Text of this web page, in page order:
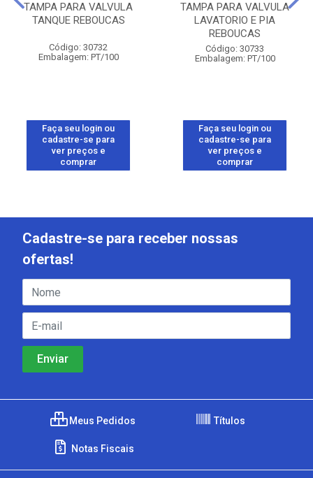
TAMPA PARA VALVULA
TANQUE REBOUCAS
Código: 30732
Embalagem: PT/100
Faça seu login ou
cadastre-se para
ver preços e
comprar
TAMPA PARA VALVULA
LAVATORIO E PIA
REBOUCAS
Código: 30733
Embalagem: PT/100
Faça seu login ou
cadastre-se para
ver preços e
comprar
Cadastre-se para receber nossas
ofertas!
Meus Pedidos Títulos
Notas Fiscais